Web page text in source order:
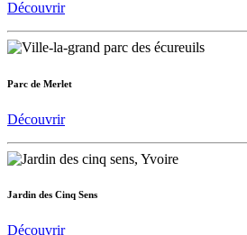
Découvrir
Parc de Merlet
Découvrir
Jardin des Cinq Sens
Découvrir